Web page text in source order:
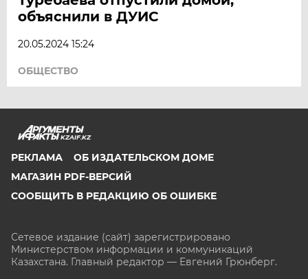
объяснили в ДУИС
20.05.2024 15:24
ОБЩЕСТВО
KZAIF.KZ
РЕКЛАМА
ОБ ИЗДАТЕЛЬСКОМ ДОМЕ
МАГАЗИН PDF-ВЕРСИЙ
СООБЩИТЬ В РЕДАКЦИЮ ОБ ОШИБКЕ
Сетевое издание (сайт) зарегистрировано
Министерством информации и коммуникаций
Казахстана. Главный редактор — Евгений Грюнберг.